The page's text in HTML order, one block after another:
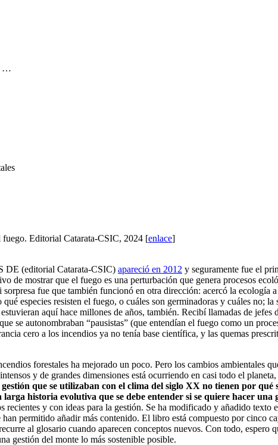
…
Editorial Catarata-CSIC, 2024 [enlace]
DE (editorial Catarata-CSIC) apareció en 2012 y seguramente fue el
de mostrar que el fuego es una perturbación que genera procesos
fue que también funcionó en otra dirección: acercó la ecología
especies resisten el fuego, o cuáles son germinadoras y cuáles no;
aquí hace millones de años, también. Recibí llamadas de
se autonombraban “pausistas” (que entendían el fuego como un
cero a los incendios ya no tenía base científica, y las quemas
forestales ha mejorado un poco. Pero los cambios ambientales
y de grandes dimensiones está ocurriendo en casi todo el
gestión que se utilizaban con el clima del siglo XX no tienen por
historia evolutiva que se debe entender si se quiere hacer una
recientes y con ideas para la gestión. Se ha modificado y añadido
permitido añadir más contenido. El libro está compuesto por cinco
al glosario cuando aparecen conceptos nuevos. Con todo, espero
gestión del monte lo más sostenible posible.